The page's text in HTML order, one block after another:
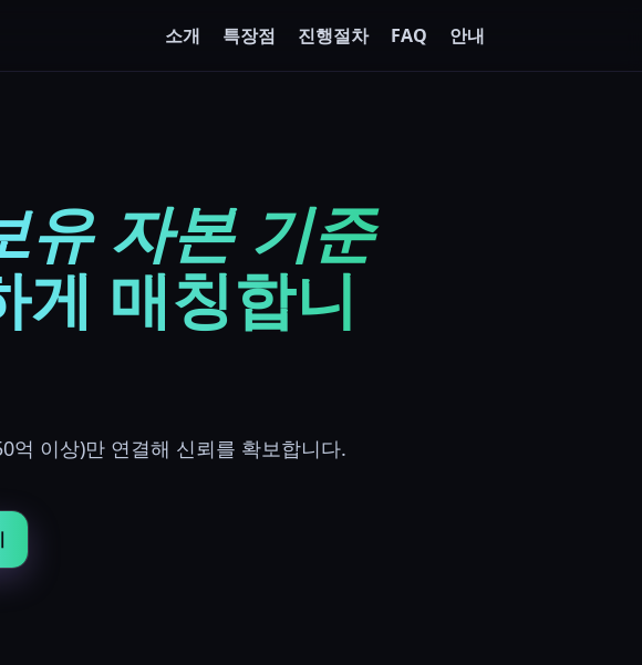
소개 특장점 진행절차 FAQ 안내
유 자본 기준
게 매칭합니
이상)만 연결해 신뢰를 확보합니다.